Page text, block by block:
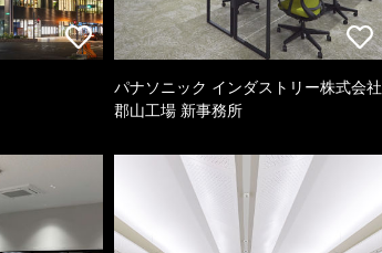
パナソニック インダストリー株式会社
郡山工場 新事務所